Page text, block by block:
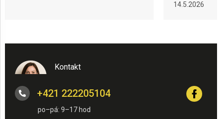
14.5.2026
Kontakt
+421 222205104